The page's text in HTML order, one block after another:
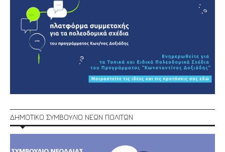
ΔΗΜΟΤΙΚΟ ΣΥΜΒΟΥΛΙΟ ΝΕΩΝ ΠΟΛΙΤΩΝ